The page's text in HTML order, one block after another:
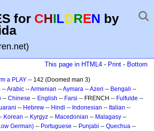
for CHILDREN by
This page in HTML4 - Print - Bottom
a PLAY -- 142 (Doomed man 3)
--Arabic --Armenian --Aymara --Azeri -- Bengali --
-- Chinese -- English -- Farsi -- FRENCH -- Fulfulde --
-- Hebrew -- Hindi -- Indonesian -- Italian --
Korean -- Kyrgyz -- Macedonian -- Malagasy --
German) -- Portuguese -- Punjabi -- Quechua --